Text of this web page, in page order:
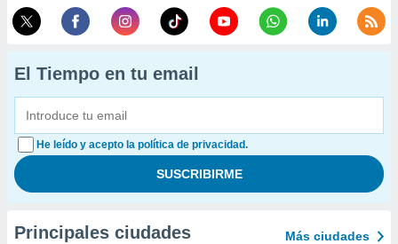
El Tiempo en tu email
He leído y acepto la política de privacidad.
Principales ciudades Más ciudades